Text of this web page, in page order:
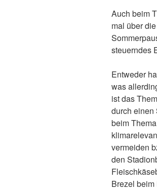
Auch beim
mal über
steuerndes
Entweder
was
ist das
durch einen
beim
vermeiden
den
Brezel